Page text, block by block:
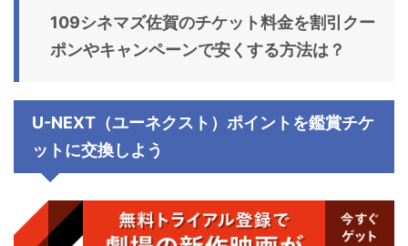
109シネマズ佐賀のチケット料金を割引クー
ポンやキャンペーンで安くする方法は？
U-NEXT（ユーネクスト）ポイントを鑑賞チケ
ットに交換しよう